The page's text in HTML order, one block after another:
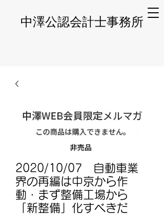
​中澤公認会計士事務所
2020/10/07 自動車業
界の再編は中京から作
動・まず整備工場から
「新整備」化すべきだ